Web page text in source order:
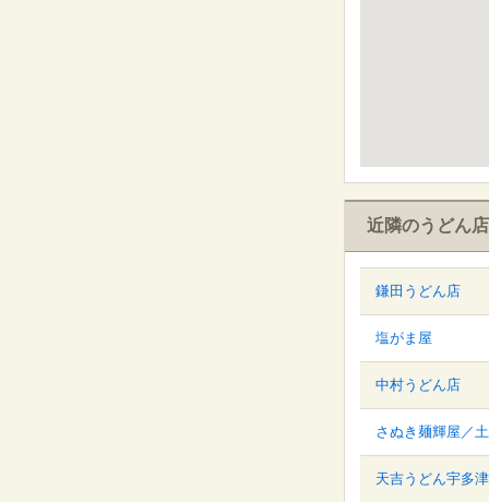
近隣のうどん店
鎌田うどん店
塩がま屋
中村うどん店
さぬき麺輝屋／
天吉うどん宇多